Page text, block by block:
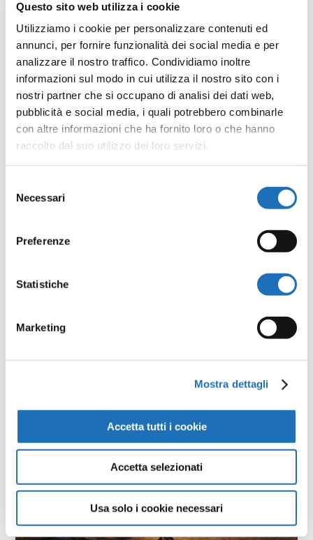
Questo sito web utilizza i cookie
Utilizziamo i cookie per personalizzare contenuti ed
annunci, per fornire funzionalità dei social media e per
analizzare il nostro traffico. Condividiamo inoltre
informazioni sul modo in cui utilizza il nostro sito con i
nostri partner che si occupano di analisi dei dati web,
pubblicità e social media, i quali potrebbero combinarle
con altre informazioni che ha fornito loro o che hanno
raccolto dal suo utilizzo dei loro servizi.
delNecessari
Preferenze
Statistiche
Marketing
Mostra dettagli
Accetta tutti i cookie
Accetta selezionati
Usa solo i cookie necessari